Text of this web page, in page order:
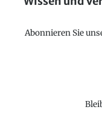
Abonnieren Sie